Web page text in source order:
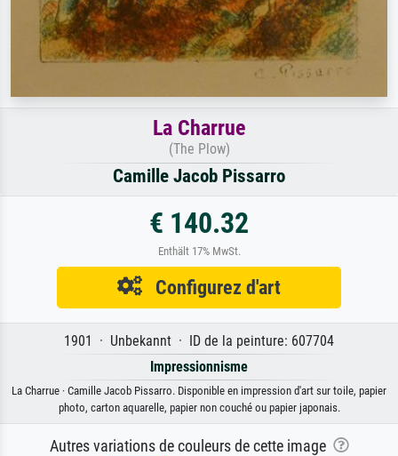
La Charrue
(The Plow)
Camille Jacob Pissarro
€ 140.32
Enthält 17% MwSt.
Configurez d'art
1901 · Unbekannt · ID de la peinture: 607704
Impressionnisme
La Charrue · Camille Jacob Pissarro. Disponible en impression d'art sur toile, papier
photo, carton aquarelle, papier non couché ou papier japonais.
Autres variations de couleurs de cette image